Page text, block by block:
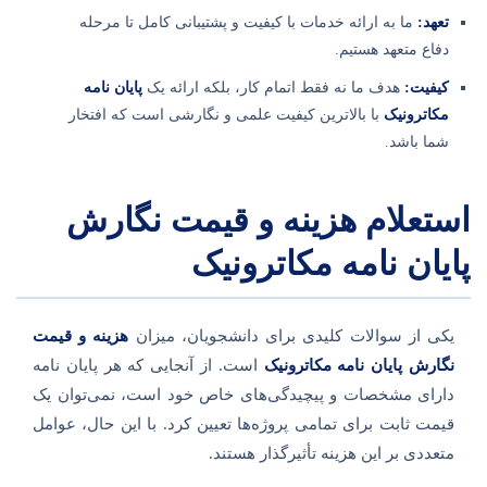
تعهد: ما به ارائه خدمات با کیفیت و پشتیبانی کامل تا مرحله
دفاع متعهد هستیم.
کیفیت: هدف ما نه فقط اتمام کار، بلکه ارائه یک پایان نامه
مکاترونیک با بالاترین کیفیت علمی و نگارشی است که افتخار
شما باشد.
استعلام هزینه و قیمت نگارش
پایان نامه مکاترونیک
یکی از سوالات کلیدی برای دانشجویان، میزان هزینه و قیمت
نگارش پایان نامه مکاترونیک است. از آنجایی که هر پایان نامه
دارای مشخصات و پیچیدگی‌های خاص خود است، نمی‌توان یک
قیمت ثابت برای تمامی پروژه‌ها تعیین کرد. با این حال، عوامل
متعددی بر این هزینه تأثیرگذار هستند.